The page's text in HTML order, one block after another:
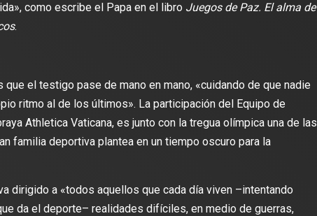
como escribe el Papa en el libro Juegos de Paz. El alma de
.
el testigo pase de mano en mano, «cuidando de que nadie
ritmo al de los últimos». La participación del Equipo de
Athletica Vaticana, es junto con la tregua olímpica una de las
familia deportiva plantea en un tiempo oscuro para la
dirigido a «todos aquellos que cada día viven –intentando
da el deporte– realidades difíciles, en medio de guerras,